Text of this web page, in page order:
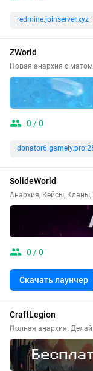
redmine.joinserver.xyz
ZWorld
Новая анархия с
0 / 0
SolideWorld
Анархия, Кейсы,
0 / 0
Скачать лаунчер
CraftLegion
Полная анархия.